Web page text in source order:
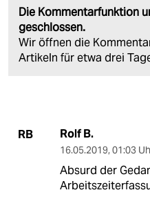
Die Kommentarfunktion
geschlossen.
Wir öffnen die
Artikeln für etwa drei
RB Rolf B.
16.05.2019, 01:03
Absurd der